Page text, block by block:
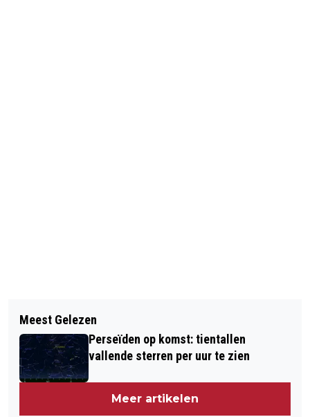
PROCES IN MAROKKO OM
LIQUIDATIES STAATSLIEDENBUURT
VERDAAGD
'BLANKEN KUNNEN ZICH NIET
VOORSTELLEN HOE CORRUPT HET
SYSTEEM HIER IS'
Meest Gelezen
Perseïden op komst: tientallen
vallende sterren per uur te zien
Meer artikelen